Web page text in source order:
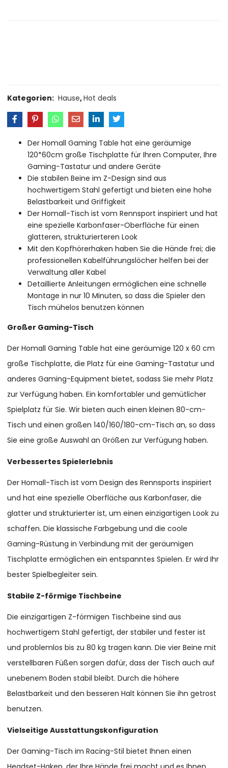
Kategorien: Hause,Hot deals
Der Homall Gaming Table hat eine geräumige
120*60cm große Tischplatte für Ihren Computer, Ihre
Gaming-Tastatur und andere Geräte
Die stabilen Beine im Z-Design sind aus
hochwertigem Stahl gefertigt und bieten eine hohe
Belastbarkeit und Griffigkeit
Der Homall-Tisch ist vom Rennsport inspiriert und hat
eine spezielle Karbonfaser-Oberfläche für einen
glatteren, strukturierteren Look
Mit den Kopfhörerhaken haben Sie die Hände frei; die
professionellen Kabelführungslöcher helfen bei der
Verwaltung aller Kabel
Detaillierte Anleitungen ermöglichen eine schnelle
Montage in nur 10 Minuten, so dass die Spieler den
Tisch mühelos benutzen können
Großer Gaming-Tisch
Der Homall Gaming Table hat eine geräumige 120 x 60 cm
große Tischplatte, die Platz für eine Gaming-Tastatur und
anderes Gaming-Equipment bietet, sodass Sie mehr Platz
zur Verfügung haben. Ein komfortabler und gemütlicher
Spielplatz für Sie. Wir bieten auch einen kleinen 80-cm-
Tisch und einen großen 140/160/180-cm-Tisch an, so dass
Sie eine große Auswahl an Größen zur Verfügung haben.
Verbessertes Spielerlebnis
Der Homall-Tisch ist vom Design des Rennsports inspiriert
und hat eine spezielle Oberfläche aus Karbonfaser, die
glatter und strukturierter ist, um einen einzigartigen Look zu
schaffen. Die klassische Farbgebung und die coole
Gaming-Rüstung in Verbindung mit der geräumigen
Tischplatte ermöglichen ein entspanntes Spielen. Er wird Ihr
bester Spielbegleiter sein.
Stabile Z-förmige Tischbeine
Die einzigartigen Z-förmigen Tischbeine sind aus
hochwertigem Stahl gefertigt, der stabiler und fester ist
und problemlos bis zu 80 kg tragen kann. Die vier Beine mit
verstellbaren Füßen sorgen dafür, dass der Tisch auch auf
unebenem Boden stabil bleibt. Durch die höhere
Belastbarkeit und den besseren Halt können Sie ihn getrost
benutzen.
Vielseitige Ausstattungskonfiguration
Der Gaming-Tisch im Racing-Stil bietet Ihnen einen